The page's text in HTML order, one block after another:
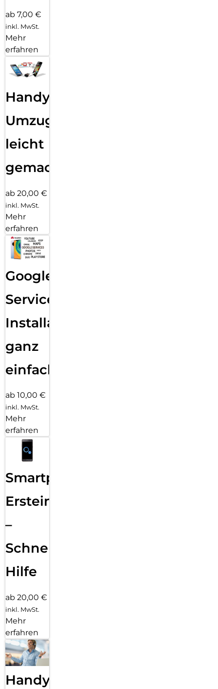
ab 7,00 €
inkl. MwSt.
Mehr
erfahren
Handy
Umzug
leicht
gemacht!
ab 20,00 €
inkl. MwSt.
Mehr
erfahren
Google
Services
Installation
ganz
einfach
ab 10,00 €
inkl. MwSt.
Mehr
erfahren
Smartphone
Ersteinrichtung
–
Schnelle
Hilfe
ab 20,00 €
inkl. MwSt.
Mehr
erfahren
Handy